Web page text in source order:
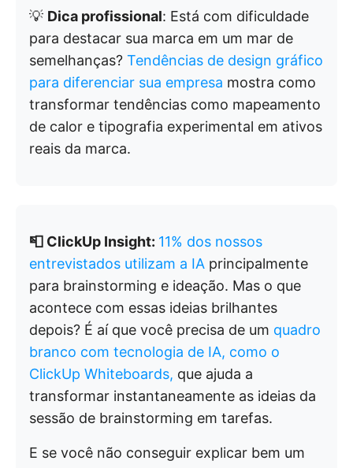
💡 Dica profissional: Está com dificuldade
para destacar sua marca em um mar de
semelhanças? Tendências de design gráfico
para diferenciar sua empresa mostra como
transformar tendências como mapeamento
de calor e tipografia experimental em ativos
reais da marca.
📮 ClickUp Insight: 11% dos nossos
entrevistados utilizam a IA principalmente
para brainstorming e ideação. Mas o que
acontece com essas ideias brilhantes
depois? É aí que você precisa de um quadro
branco com tecnologia de IA, como o
ClickUp Whiteboards, que ajuda a
transformar instantaneamente as ideias da
sessão de brainstorming em tarefas.
E se você não conseguir explicar bem um